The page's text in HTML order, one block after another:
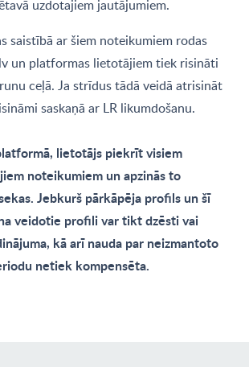
uzdotajiem jautājumiem.
saistībā ar šiem noteikumiem rodas
un platformas lietotājiem tiek risināti
ceļā. Ja strīdus tādā veidā atrisināt
saskaņā ar LR likumdošanu.
lietotājs piekrīt visiem
noteikumiem un apzinās to
Jebkurš pārkāpēja profils un šī
veidotie profili var tikt dzēsti vai
kā arī nauda par neizmantoto
netiek kompensēta.